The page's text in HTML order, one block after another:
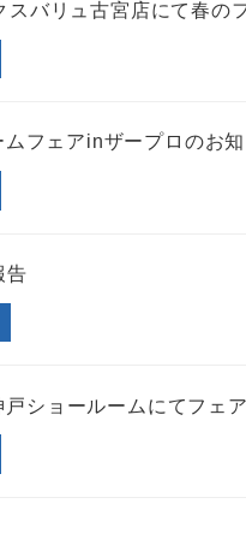
バリュ古宮店にて春の
フェアinザープロのお
告
ショールームにてフェア